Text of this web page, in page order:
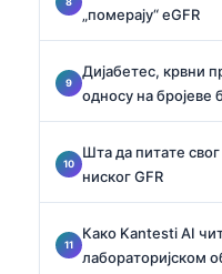
„померају“ eGFR
Дијабетес, крвни
односу на бројеве
Шта да питате
ниског GFR
Како Kantesti AI
лабораторијском